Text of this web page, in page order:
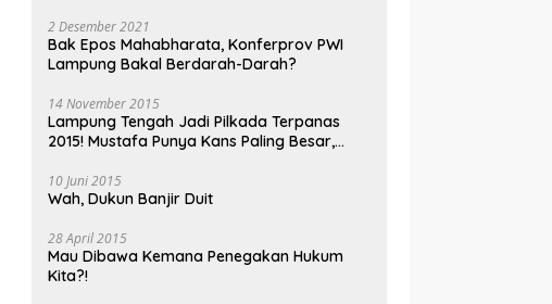
2 Desember 2021
Bak Epos Mahabharata, Konferprov PWI
Lampung Bakal Berdarah-Darah?
14 November 2015
Lampung Tengah Jadi Pilkada Terpanas
2015! Mustafa Punya Kans Paling Besar,
10 Juni 2015
Wah, Dukun Banjir Duit
28 April 2015
Mau Dibawa Kemana Penegakan Hukum
Kita?!